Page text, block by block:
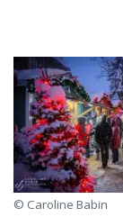
© Caroline Babin